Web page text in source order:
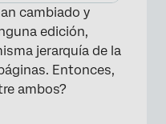
cambiado y
edición,
jerarquía de la
Entonces,
ambos?